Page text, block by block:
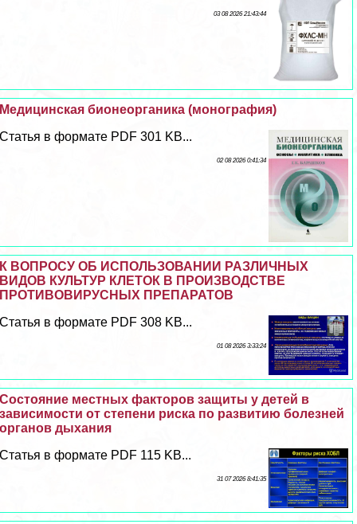
03 08 2026 21:43:44
Медицинская бионеорганика (монография)
Статья в формате PDF 301 KB...
02 08 2026 0:41:34
К ВОПРОСУ ОБ ИСПОЛЬЗОВАНИИ РАЗЛИЧНЫХ
ВИДОВ КУЛЬТУР КЛЕТОК В ПРОИЗВОДСТВЕ
ПРОТИВОВИРУСНЫХ ПРЕПАРАТОВ
Статья в формате PDF 308 KB...
01 08 2026 3:33:24
Состояние местных факторов защиты у детей в
зависимости от степени риска по развитию болезней
органов дыхания
Статья в формате PDF 115 KB...
31 07 2026 8:41:35